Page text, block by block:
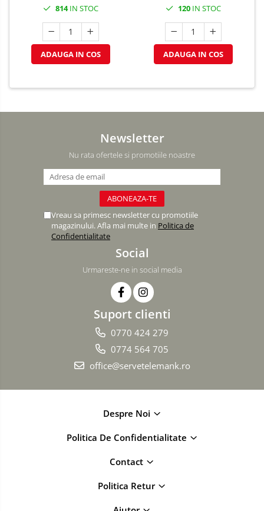
814IN STOC
ADAUGA IN COS
120 IN STOC
ADAUGA IN COS
Newsletter
Nu rata ofertele si promotiile noastre
Vreau sa primesc newsletter cu promotiile
magazinului. Afla mai multe in Politica de
Confidentialitate
Social
Urmareste-ne in social media
Suport clienti
0770 424 279
0774 564 705
office@servetelemank.ro
Despre Noi
Politica De Confidentialitate
Contact
Politica Retur